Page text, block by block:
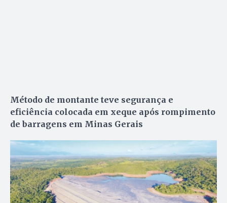
Método de montante teve segurança e
eficiência colocada em xeque após rompimento
de barragens em Minas Gerais